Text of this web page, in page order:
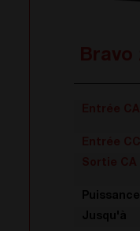
Puissance
Jusqu'à